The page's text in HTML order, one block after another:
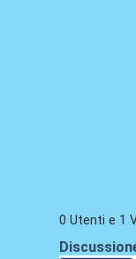
0 Utenti e 1